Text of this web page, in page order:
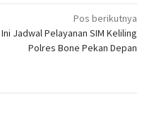
Pos berikutnya
Ini Jadwal Pelayanan SIM Keliling
Polres Bone Pekan Depan